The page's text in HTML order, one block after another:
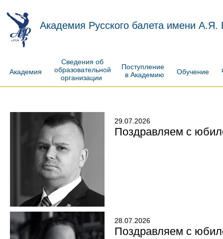
Академия Русского балета имени А.Я.
Академия
Сведения об
образовательной
организации
Поступление
в Академию
Обучение
29.07.2026
Поздравляем с
28.07.2026
Поздравляем с